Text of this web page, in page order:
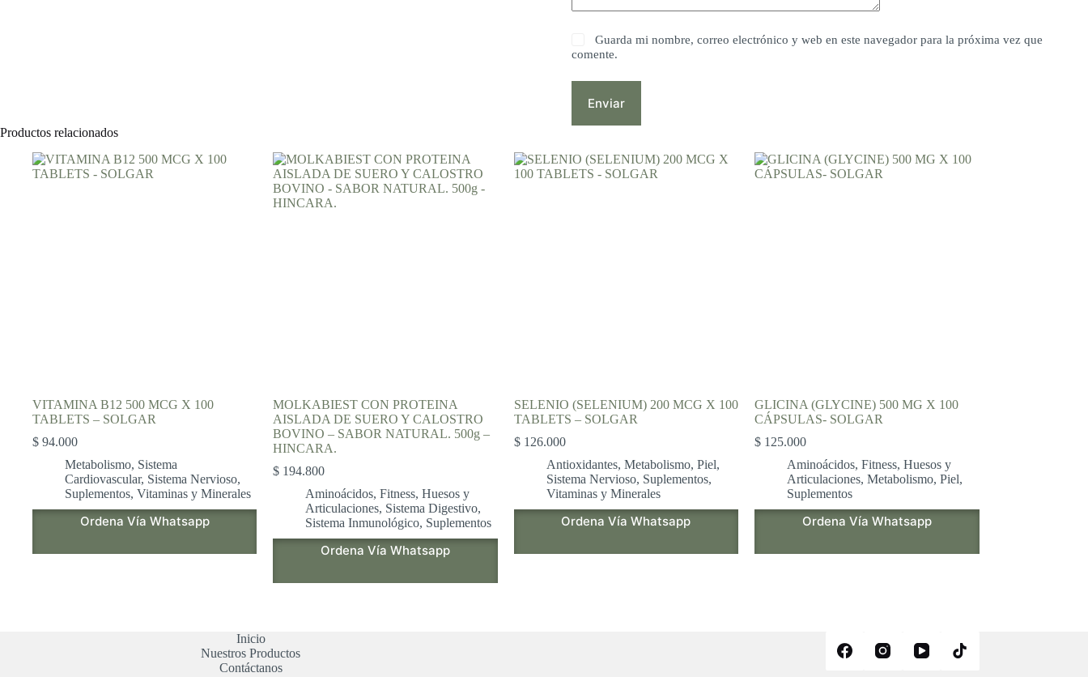
Guarda mi nombre, correo electrónico y web en este navegador para la próxima vez que
comente.
Enviar
Productos relacionados
VITAMINA B12 500 MCG X 100
TABLETS – SOLGAR
$ 94.000
Metabolismo, Sistema
Cardiovascular, Sistema Nervioso,
Suplementos, Vitaminas y Minerales
Ordena Vía Whatsapp
MOLKABIEST CON PROTEINA
AISLADA DE SUERO Y CALOSTRO
BOVINO – SABOR NATURAL. 500g –
HINCARA.
$ 194.800
Aminoácidos,Fitness,Huesos y
Articulaciones, Sistema Digestivo,
Sistema Inmunológico, Suplementos
Ordena Vía Whatsapp
SELENIO (SELENIUM) 200 MCG X 100
TABLETS – SOLGAR
$126.000
Antioxidantes, Metabolismo, Piel,
Sistema Nervioso, Suplementos,
Vitaminas y Minerales
Ordena Vía Whatsapp
GLICINA (GLYCINE) 500 MG X 100
CÁPSULAS- SOLGAR
$ 125.000
Aminoácidos,Fitness,Huesos y
Articulaciones,Metabolismo,Piel,
Suplementos
Ordena Vía Whatsapp
Inicio
Nuestros Productos
Contáctanos